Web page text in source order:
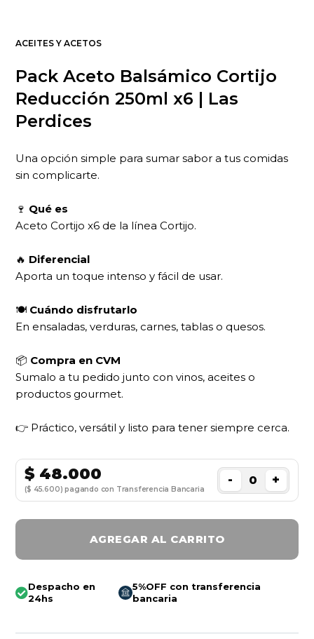
ACEITES Y ACETOS
Pack Aceto Balsámico Cortijo
Reducción 250ml x6 | Las
Perdices
Una opción simple para sumar sabor a tus comidas
sin complicarte.
🍷 Qué es
Aceto Cortijo x6 de la línea Cortijo.
🔥 Diferencial
Aporta un toque intenso y fácil de usar.
🍽 Cuándo disfrutarlo
En ensaladas, verduras, carnes, tablas o quesos.
📦 Compra en CVM
Sumalo a tu pedido junto con vinos, aceites o
productos gourmet.
👉 Práctico, versátil y listo para tener siempre cerca.
$48.000
($ 45.600) pagando con Transferencia Bancaria
- +
AGREGAR AL CARRITO
Despacho en
24hs
5%OFF con transferencia
bancaria